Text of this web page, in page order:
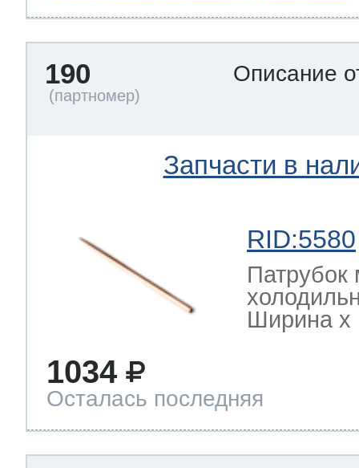
190 Описание
Запчасти в
RID:5580
Патрубок
Ширина х
1034
Осталась последняя